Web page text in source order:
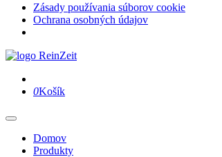
Zásady používania súborov cookie
Ochrana osobných údajov
0Košík
Domov
Produkty